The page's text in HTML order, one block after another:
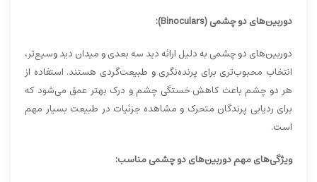
دوربین‌های دو چشمی (Binoculars):
دوربین‌های دو چشمی به دلیل ارائه دید سه بعدی و میدان دید وسیع‌تر،
انتخاب محبوب‌تری برای پرنده‌نگری و طبیعت‌گردی هستند. استفاده از
هر دو چشم باعث کاهش خستگی چشم و درک بهتر عمق می‌شود که
برای ردیابی پرندگان متحرک و مشاهده جزئیات در طبیعت بسیار مهم
است.
ویژگی‌های مهم دوربین‌های دو چشمی مناسب: